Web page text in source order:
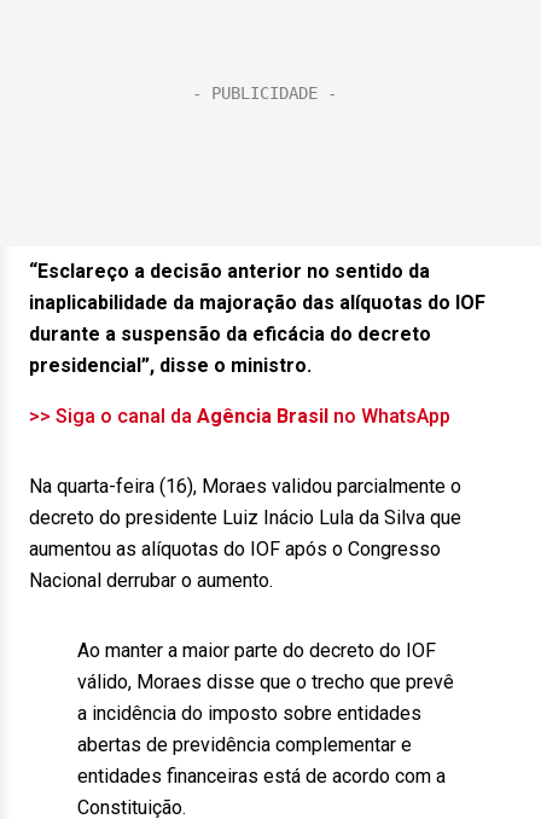
“Esclareço a decisão anterior no sentido da
inaplicabilidade da majoração das alíquotas do IOF
durante a suspensão da eficácia do decreto
presidencial”, disse o ministro.
>> Siga o canal da Agência Brasil no WhatsApp
Na quarta-feira (16), Moraes validou parcialmente o
decreto do presidente Luiz Inácio Lula da Silva que
aumentou as alíquotas do IOF após o Congresso
Nacional derrubar o aumento.
Ao manter a maior parte do decreto do IOF
válido, Moraes disse que o trecho que prevê
a incidência do imposto sobre entidades
abertas de previdência complementar e
entidades financeiras está de acordo com a
Constituição.